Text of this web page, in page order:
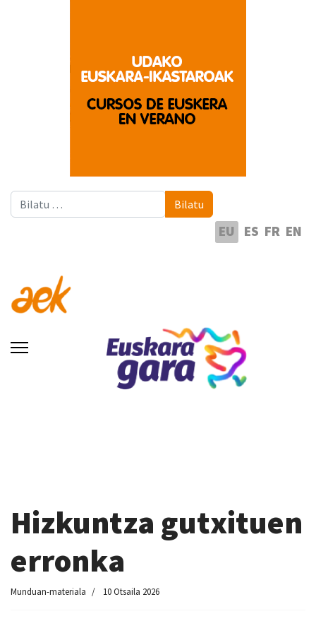
Bilatu Bilatu
EU ES FR EN
Hizkuntza gutxituen
erronka
Munduan-materiala 10 Otsaila 2026